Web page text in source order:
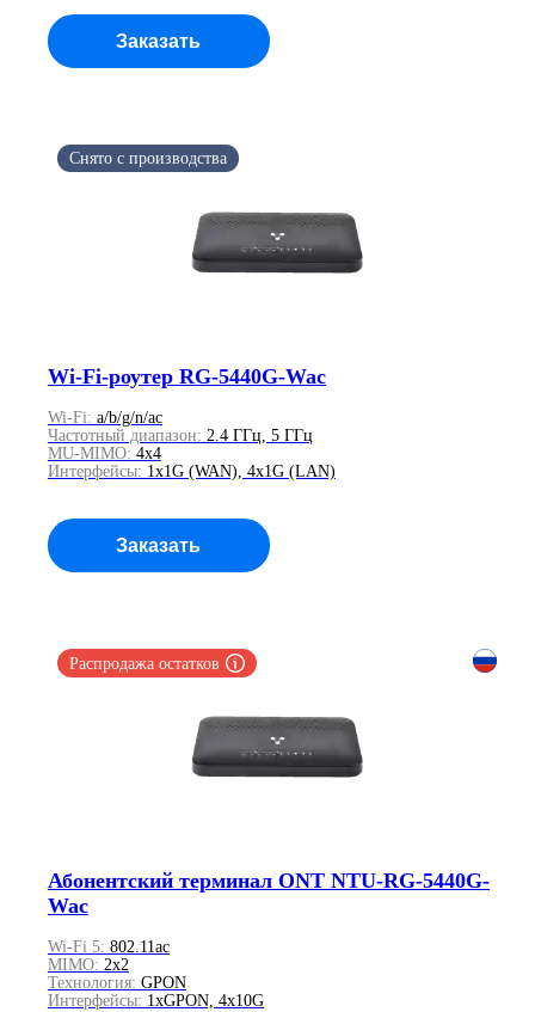
Заказать
Wi-Fi-роутер RG-5440G-Wac
Wi-Fi: a/b/g/n/ac
Частотный диапазон: 2.4 ГГц, 5 ГГц
MU-MIMO: 4x4
Интерфейсы: 1x1G (WAN), 4x1G (LAN)
Осуществляется поддержка
Заказать
Абонентский терминал ONT NTU-RG-5440G-
Wac
Wi-Fi 5: 802.11ac
MIMO: 2x2
Технология: GPON
Интерфейсы: 1xGPON, 4x10G
Распродажа остатков